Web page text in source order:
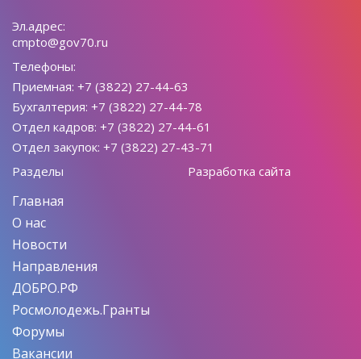
Эл.адрес:
cmpto@gov70.ru
Телефоны:
Приемная: +7 (3822) 27-44-63
Бухгалтерия: +7 (3822) 27-44-78
Отдел кадров: +7 (3822) 27-44-61
Отдел закупок: +7 (3822) 27-43-71
Разделы
Главная
О нас
Новости
Направления
ДОБРО.РФ
Росмолодежь.Гранты
Форумы
Вакансии
Разработка сайта